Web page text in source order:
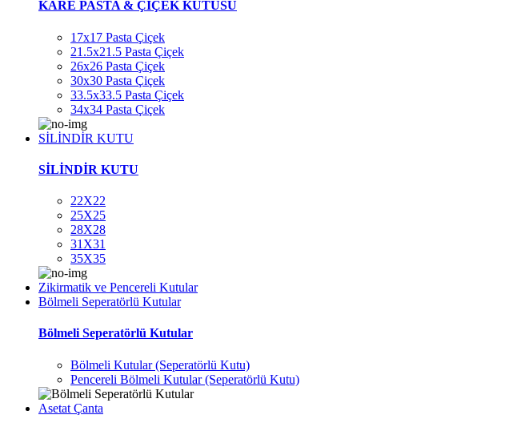
KARE PASTA & ÇİÇEK KUTUSU
17x17 Pasta Çiçek
21.5x21.5 Pasta Çiçek
26x26 Pasta Çiçek
30x30 Pasta Çiçek
33.5x33.5 Pasta Çiçek
34x34 Pasta Çiçek
SİLİNDİR KUTU
SİLİNDİR KUTU
22X22
25X25
28X28
31X31
35X35
Zikirmatik ve Pencereli Kutular
Bölmeli Seperatörlü Kutular
Bölmeli Seperatörlü Kutular
Bölmeli Kutular (Seperatörlü Kutu)
Pencereli Bölmeli Kutular (Seperatörlü Kutu)
Asetat Çanta